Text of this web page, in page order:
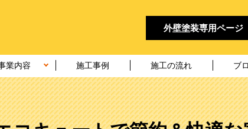
業内容 施工事例 施工の流れ ブ
外壁塗装専用ページ